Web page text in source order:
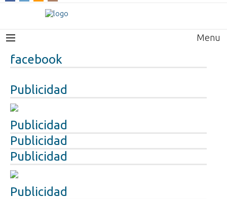
Menu
facebook
Publicidad
Publicidad
Publicidad
Publicidad
Publicidad